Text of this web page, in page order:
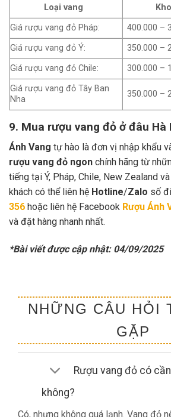
Loại vang
Giá rượu vang đỏ Pháp:
400.000 –
Giá rượu vang đỏ Ý:
350.000 –
Giá rượu vang đỏ Chile:
300.000 –
Giá rượu vang đỏ Tây Ban
Nha
350.000 –
9. Mua rượu vang đỏ ở đâu Hà
Ánh Vang tự hào là đơn vị nhập khẩu
rượu vang đỏ ngon chính hãng từ
tiếng tại Ý, Pháp, Chile, New Zealand và
khách có thể liên hệ Hotline/Zalo số
356 hoặc liên hệ Facebook Rượu Ánh
và đặt hàng nhanh nhất.
*Bài viết được cập nhật: 04/09/2025
NHỮNG CÂU HỎI
GẶP
Rượu vang đỏ có
không?
Có, nhưng không quá lạnh. Vang đỏ